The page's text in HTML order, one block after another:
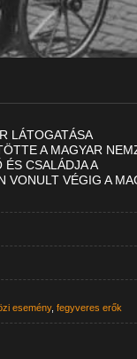
LÁTOGATÁSA
A MAGYAR
ÉS CSALÁDJA A
VONULT VÉGIG A
esemény,fegyveres erők